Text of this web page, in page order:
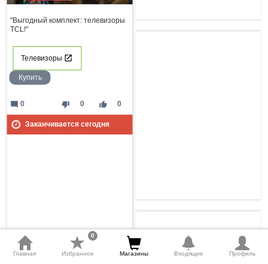
"Выгодный комплект: телевизоры
TCL!"
Телевизоры
Купить
thumb_down 0 thumb_up 0
mode_comment 0
Заканчивается сегодня
Главная Избранное
0
Магазины Входящие Профиль